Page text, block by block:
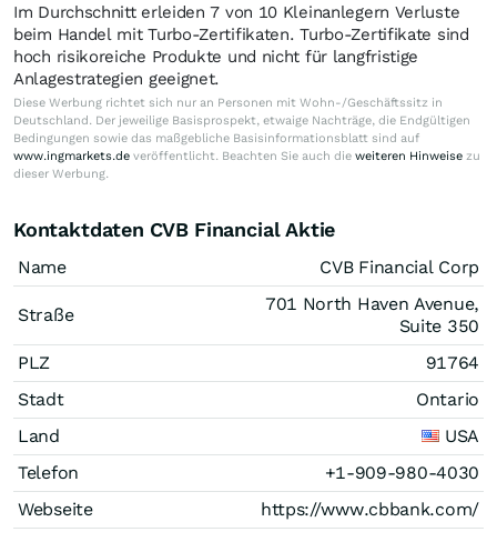
Im Durchschnitt erleiden 7 von 10 Kleinanlegern Verluste
beim Handel mit Turbo-Zertifikaten. Turbo-Zertifikate sind
hoch risikoreiche Produkte und nicht für langfristige
Anlagestrategien geeignet.
Diese Werbung richtet sich nur an Personen mit Wohn-/Geschäftssitz in
Deutschland. Der jeweilige Basisprospekt, etwaige Nachträge, die Endgültigen
Bedingungen sowie das maßgebliche Basisinformationsblatt sind auf
www.ingmarkets.de veröffentlicht. Beachten Sie auch die weiteren Hinweise zu
dieser Werbung.
Kontaktdaten CVB Financial Aktie
Name CVB Financial Corp
Straße
701 North Haven Avenue,
Suite 350
PLZ
91764
Stadt
Ontario
Land
USA
Telefon
+1-909-980-4030
Webseite
https://www.cbbank.com/